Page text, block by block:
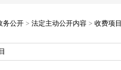
务公开 > 法定主动公开内容 > 收费项目